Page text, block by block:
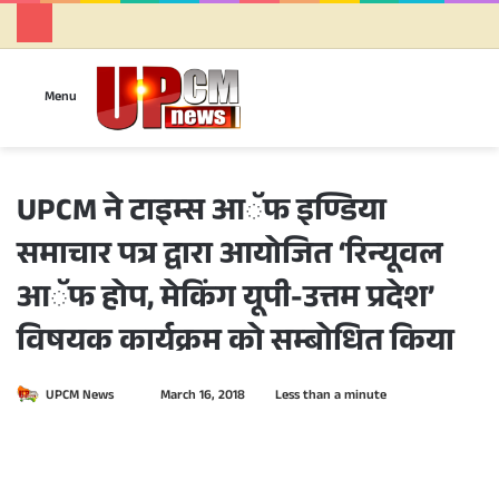
Menu
UPCM ने टाइम्स आॅफ इण्डिया
समाचार पत्र द्वारा आयोजित ‘रिन्यूवल
आॅफ होप, मेकिंग यूपी-उत्तम प्रदेश’
विषयक कार्यक्रम को सम्बोधित किया
UPCM News March 16, 2018 Less than a minute